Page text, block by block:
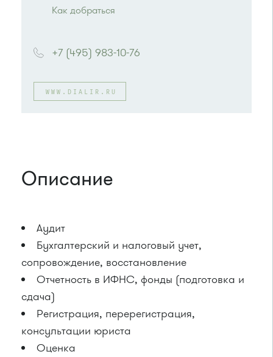
Как добраться
Автобусы № 6*, 11, 15, 23, 32, 400, 400э
или до остановки "41-й километр"
+7 (495) 983-10-76
WWW.DIALIR.RU
Описание
Аудит
Бухгалтерский и налоговый учет,
сопровождение, восстановление
Отчетность в ИФНС, фонды (подготовка и
сдача)
Регистрация, перерегистрация,
консультации юриста
Оценка